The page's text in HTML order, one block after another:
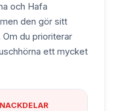
och Hafa
den gör sitt
du prioriterar
ett mycket
NACKDELAR